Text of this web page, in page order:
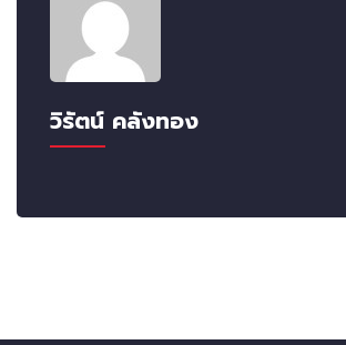
วิรัตน์ คลังทอง